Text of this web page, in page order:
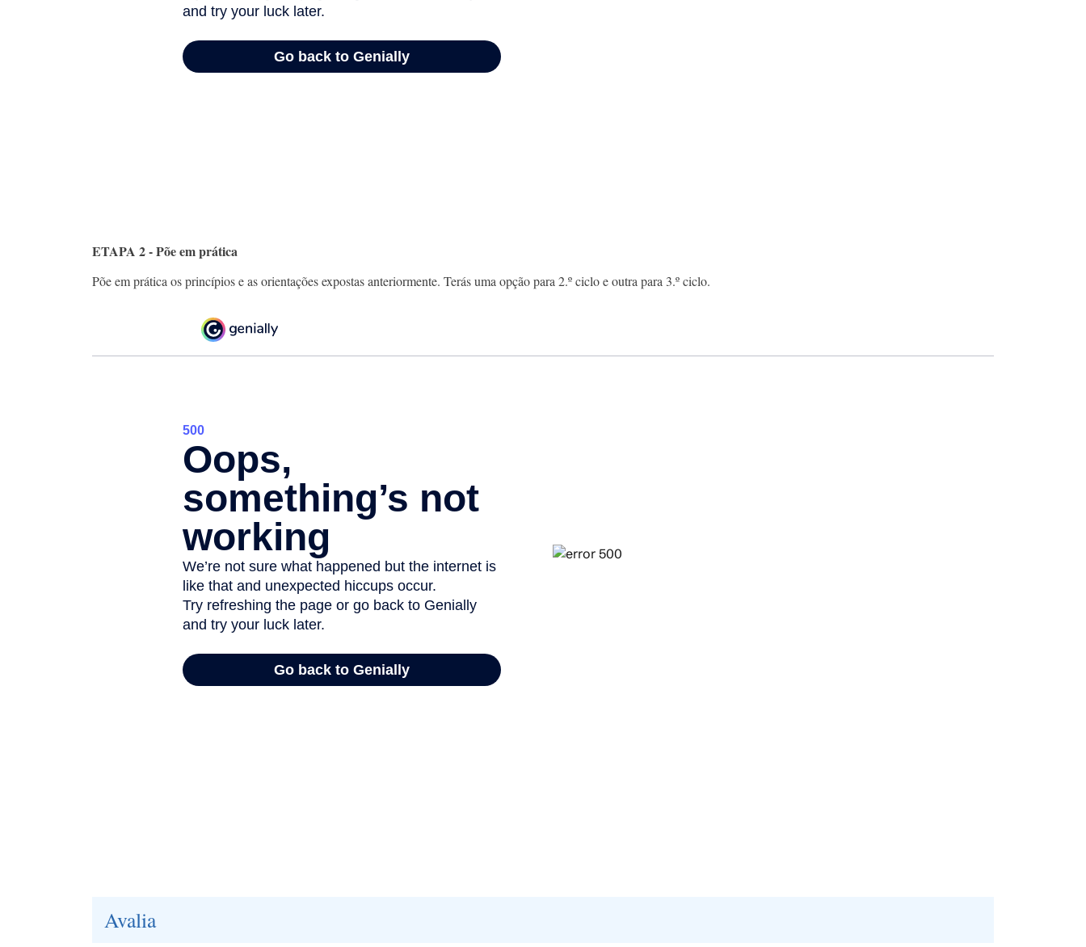
ETAPA 2 - Põe em prática
Põe em prática os princípios e as orientações expostas anteriormente. Terás uma opção para 2.º ciclo e outra para 3.º ciclo.
Avalia